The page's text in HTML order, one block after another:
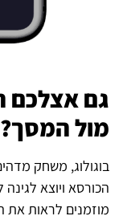
גם אצלכם
מול
בוגולוג, משחק
הכורסא ויוצא
מוזמנים לראות את